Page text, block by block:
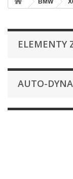
BMW
ELEMENTY
AUTO-